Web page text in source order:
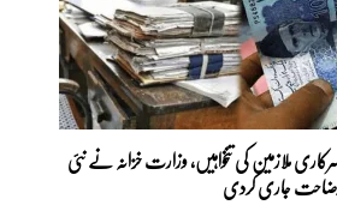
ملازمین کی تنخواہیں، وزارت خزانہ نے نئی
جاری کردی